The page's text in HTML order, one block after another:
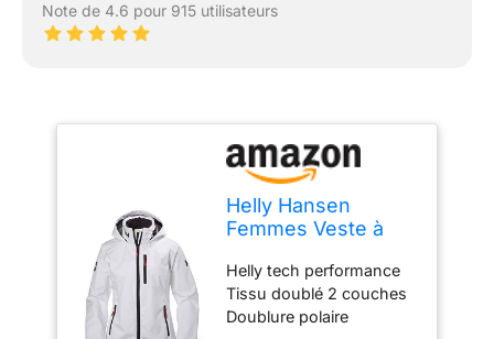
Note de 4.6 pour 915 utilisateurs
Helly Hansen
Femmes Veste à
W Crew, Blanc, M
Helly tech performance
Tissu doublé 2 couches
Doublure polaire